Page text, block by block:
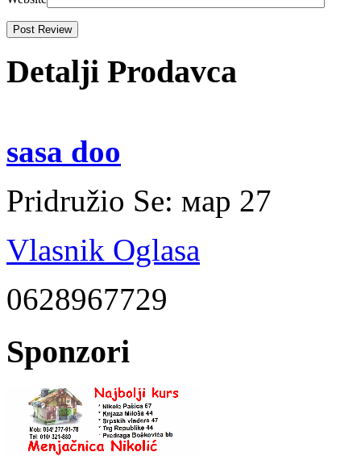
Detalji Prodavca
sasa doo
Pridružio Se: мар 27
Vlasnik Oglasa
0628967729
Sponzori